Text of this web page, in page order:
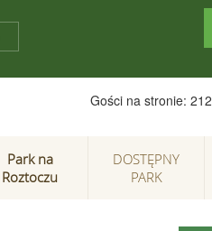
Gości na stronie: 212
Park na
Roztoczu
DOSTĘPNY
PARK